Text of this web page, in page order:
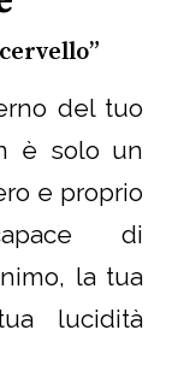
del tuo
è solo un
e proprio
di
la tua
lucidità